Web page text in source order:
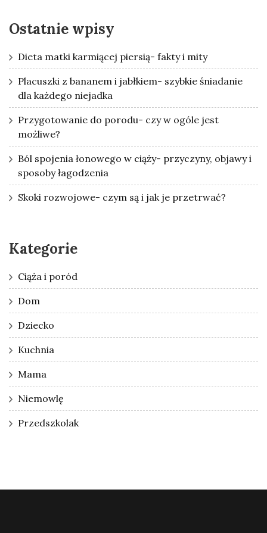
Ostatnie wpisy
Dieta matki karmiącej piersią- fakty i mity
Placuszki z bananem i jabłkiem- szybkie śniadanie
dla każdego niejadka
Przygotowanie do porodu- czy w ogóle jest
możliwe?
Ból spojenia łonowego w ciąży- przyczyny, objawy i
sposoby łagodzenia
Skoki rozwojowe- czym są i jak je przetrwać?
Kategorie
Ciąża i poród
Dom
Dziecko
Kuchnia
Mama
Niemowlę
Przedszkolak